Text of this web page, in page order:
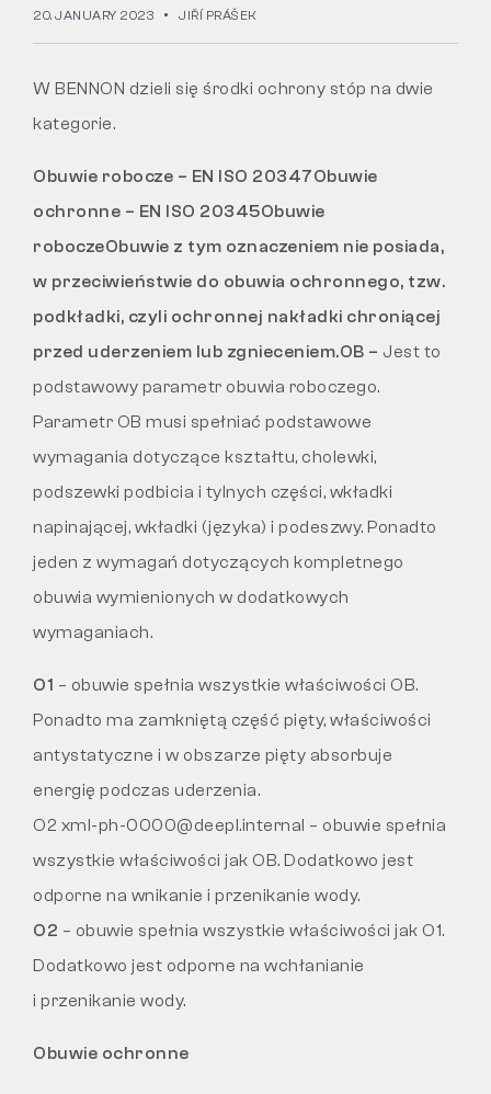
Odzież
WSZYSTKO O ZAKUPACH
ARTYKUŁY
LABORATORIUM BENNON
SKLEP Z BISTRO
KONTAKT
ZWROTY
20. JANUARY 2023 JIŘÍ PRÁŠEK
W BENNON dzieli się środki ochrony stóp na dwie
kategorie.
Obuwie robocze – EN ISO 20347Obuwie
ochronne – EN ISO 20345Obuwie
roboczeObuwie z tym oznaczeniem nie posiada,
w przeciwieństwie do obuwia ochronnego, tzw.
podkładki, czyli ochronnej nakładki chroniącej
przed uderzeniem lub zgnieceniem.OB – Jest to
podstawowy parametr obuwia roboczego.
Parametr OB musi spełniać podstawowe
wymagania dotyczące kształtu, cholewki,
podszewki podbicia i tylnych części, wkładki
napinającej, wkładki (języka) i podeszwy. Ponadto
jeden z wymagań dotyczących kompletnego
obuwia wymienionych w dodatkowych
wymaganiach.
O1 – obuwie spełnia wszystkie właściwości OB.
Ponadto ma zamkniętą część pięty, właściwości
antystatyczne i w obszarze pięty absorbuje
energię podczas uderzenia.
O2 xml-ph-0000@deepl.internal – obuwie spełnia
wszystkie właściwości jak OB. Dodatkowo jest
odporne na wnikanie i przenikanie wody.
O2 – obuwie spełnia wszystkie właściwości jak O1.
Dodatkowo jest odporne na wchłanianie
i przenikanie wody.
Obuwie ochronne